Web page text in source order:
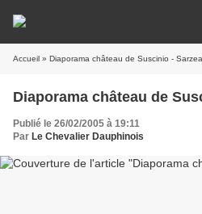
Accueil » Diaporama château de Suscinio -
Diaporama château de
Publié le 26/02/2005 à 19:11
Par Le Chevalier Dauphinois